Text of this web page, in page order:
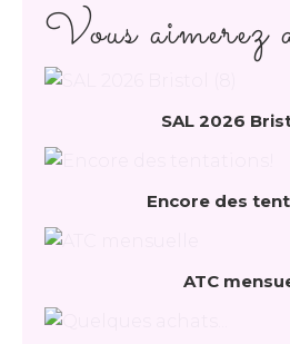
Vous aimerez
SAL 2026
Encore des
ATC